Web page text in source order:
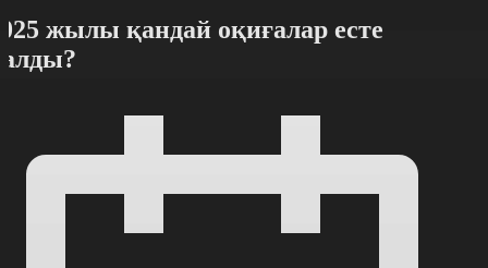
жылы қандай оқиғалар есте